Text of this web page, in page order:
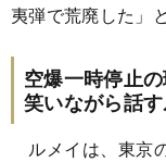
夷弾で荒廃した」
空爆一時停止
笑いながら話
ルメイは、東京